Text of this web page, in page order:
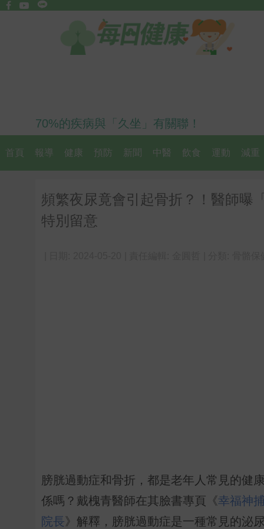
70%的疾病與「久坐」有關聯！
首頁 報導 健康 預防 新聞 中醫 飲食 運動 減重
頻繁夜尿竟會引起骨折？！醫師曝
特別留意
膀胱過動症和骨折，都是老年人常見的健
係嗎？戴槐青醫師在其臉書專頁《幸福神
院長》解釋，膀胱過動症是一種常見的泌